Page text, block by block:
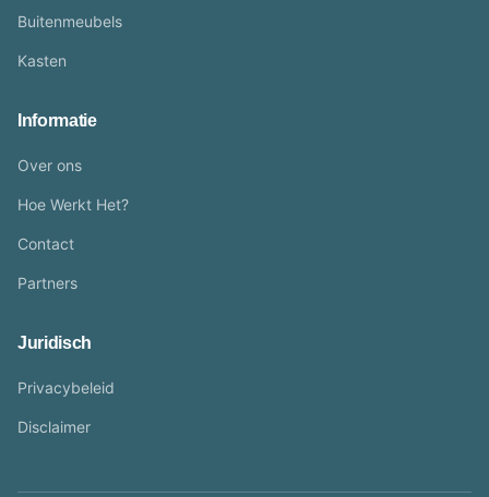
Buitenmeubels
Kasten
Informatie
Over ons
Hoe Werkt Het?
Contact
Partners
Juridisch
Privacybeleid
Disclaimer